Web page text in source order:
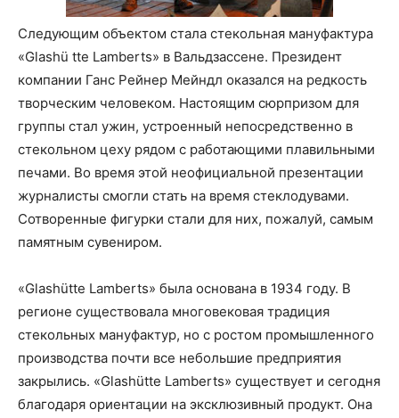
Следующим объектом стала стекольная мануфактура
«Glashü tte Lamberts» в Вальдзассене. Президент
компании Ганс Рейнер Мейндл оказался на редкость
творческим человеком. Настоящим сюрпризом для
группы стал ужин, устроенный непосредственно в
стекольном цеху рядом с работающими плавильными
печами. Во время этой неофициальной презентации
журналисты смогли стать на время стеклодувами.
Сотворенные фигурки стали для них, пожалуй, самым
памятным сувениром.
«Glashütte Lamberts» была основана в 1934 году. В
регионе существовала многовековая традиция
стекольных мануфактур, но с ростом промышленного
производства почти все небольшие предприятия
закрылись. «Glashütte Lamberts» существует и сегодня
благодаря ориентации на эксклюзивный продукт. Она